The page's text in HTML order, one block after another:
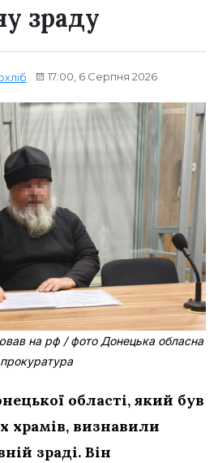
зраду
17:00, 6 Серпня 2026
на рф / фото Донецька обласна
прокуратура
області, який був
храмів, визнавили
зраді. Він